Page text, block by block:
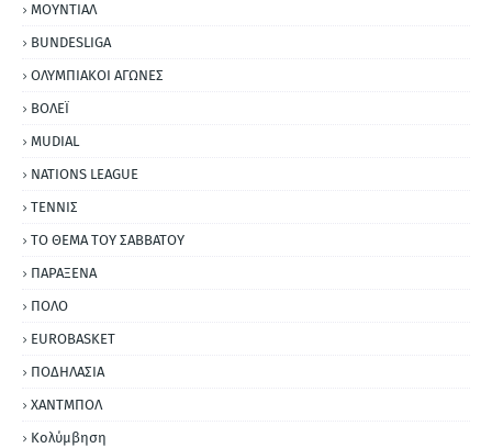
ΜΟΥΝΤΙΑΛ
BUNDESLIGA
ΟΛΥΜΠΙΑΚΟΙ ΑΓΩΝΕΣ
ΒΟΛΕΪ
MUDIAL
NATIONS LEAGUE
ΤΕΝΝΙΣ
ΤΟ ΘΕΜΑ ΤΟΥ ΣΑΒΒΑΤΟΥ
ΠΑΡΑΞΕΝΑ
ΠΟΛΟ
EUROBASKET
ΠΟΔΗΛΑΣΙΑ
ΧΑΝΤΜΠΟΛ
Κολύμβηση